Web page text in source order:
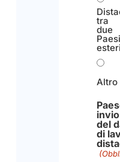
tra
due
Altro
del
di